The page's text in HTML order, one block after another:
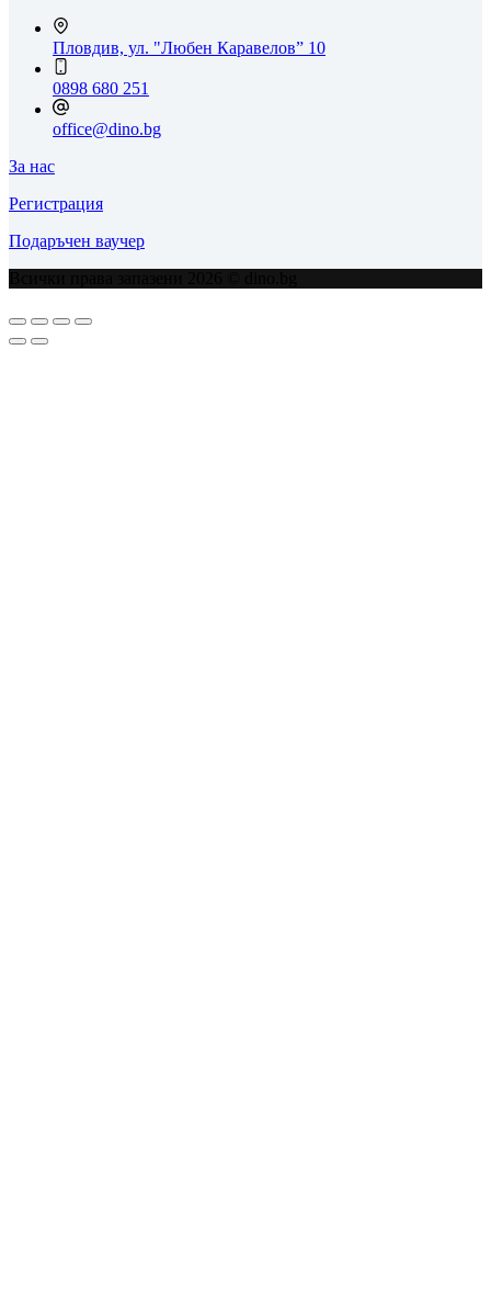
Пловдив, ул. "Любен Каравелов” 10
0898 680 251
office@dino.bg
За нас
Регистрация
Подаръчен ваучер